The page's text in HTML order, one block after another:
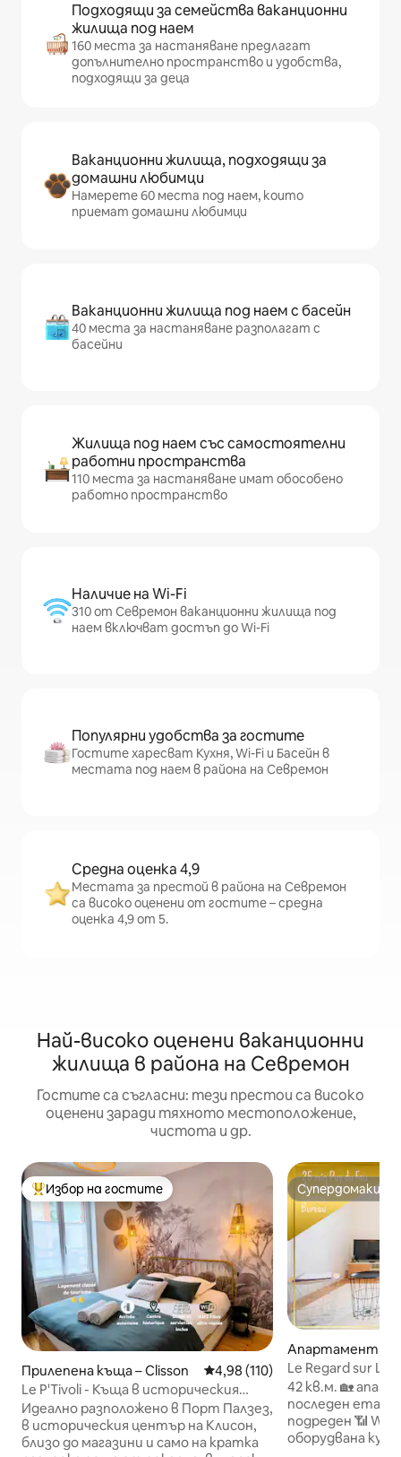
Подходящи за семейства ваканционни
жилища под наем
160 места за настаняване предлагат
допълнително пространство и удобства,
подходящи за деца
Ваканционни жилища, подходящи за
домашни любимци
Намерете 60 места под наем, които
приемат домашни любимци
Ваканционни жилища под наем с басейн
40 места за настаняване разполагат с
басейни
Жилища под наем със самостоятелни
работни пространства
110 места за настаняване имат обособено
работно пространство
Наличие на Wi-Fi
310 от Севремон ваканционни жилища под
наем включват достъп до Wi-Fi
Популярни удобства за гостите
Гостите харесват Кухня, Wi-Fi и Басейн в
местата под наем в района на Севремон
Средна оценка 4,9
Местата за престой в района на Севремон
са високо оценени от гостите – средна
оценка 4,9 от 5.
Най-високо оценени ваканционни
жилища в района на Севремон
Гостите са съгласни: тези престои са високо
оценени заради тяхното местоположение,
чистота и др.
Най-популярен избор на гостите
Избор на гостите
Прилепена къща – Clisson Средна оценка: 4,98 от 5,
4,98 (110)
Le P'Tivoli - Къща в историческия
център
Идеално разположено в Порт Палзез,
в историческия център на Клисон,
близо до магазини и само на кратка
Супердомакин
Супердомакин
Апартамент –
Le Regard sur La
изискано
42 кв.м. 🏡
последен етаж,
подреден 📶 Wi-
оборудвана